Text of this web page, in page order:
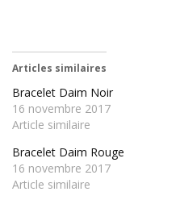
Articles similaires
Bracelet Daim Noir
16 novembre 2017
Article similaire
Bracelet Daim Rouge
16 novembre 2017
Article similaire